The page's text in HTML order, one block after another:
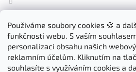
Používáme soubory cookies 🍪 a
funkčnosti webu. S vaším
personalizaci obsahu našich
reklamním účelům. Kliknutím na
souhlasíte s využíváním cookies a
Odebírat newsletter
Vložte svůj e-mail a my vám budeme
produktech na našem e-shopu.